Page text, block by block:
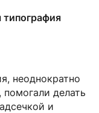
типография
неоднократно
делать
и